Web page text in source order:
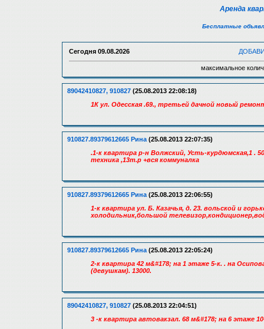
Аренда
Бесплатные
Сегодня 09.08.2026
максимальное
89042410827, 910827 (25.08.2013 22:08:18)
1К ул. Одесская .69., третьей дачной новый
910827.89379612665 Рина (25.08.2013 22:07:35)
.1-к квартира р-н Волжский, Усть-курдюмская,1 .
техника ,13т.р +вся коммуналка
910827.89379612665 Рина (25.08.2013 22:06:55)
1-к квартира ул. Б. Казачья, д. 23. вольской и
холодильник,большой
910827.89379612665 Рина (25.08.2013 22:05:24)
2-к квартира 42 м&#178; на 1 этаже 5-к. . на
(девушкам). 13000.
89042410827, 910827 (25.08.2013 22:04:51)
3 -к квартира автовакзал. 68 м&#178; на 6 этаже